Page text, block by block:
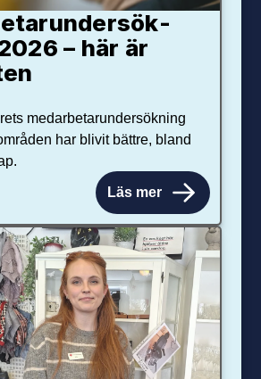
– här är
medarbetarundersökning
har blivit bättre, bland
Läs mer